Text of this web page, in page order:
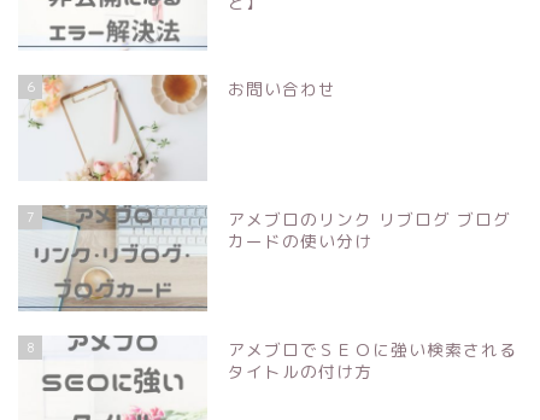
6 お問い合わせ
7
アメブロのリンク リブログ ブログ
カードの使い分け
8
アメブロでＳＥＯに強い検索される
タイトルの付け方